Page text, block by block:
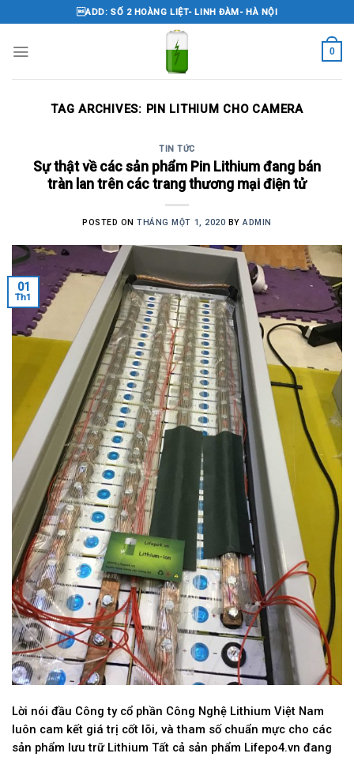
to
content
ADD: SỐ 2 HOÀNG LIỆT- LINH ĐÀM- HÀ NỘI
0
TAG ARCHIVES: PIN LITHIUM CHO CAMERA
TIN TỨC
Sự thật về các sản phẩm Pin Lithium đang bán
tràn lan trên các trang thương mại điện tử
POSTED ONTHÁNG MỘT 1, 2020 BYADMIN
01
Th1
Lời nói đầu Công ty cổ phần Công Nghệ Lithium Việt Nam
luôn cam kết giá trị cốt lõi, và tham số chuẩn mực cho các
sản phẩm lưu trữ Lithium Tất cả sản phẩm Lifepo4.vn đang